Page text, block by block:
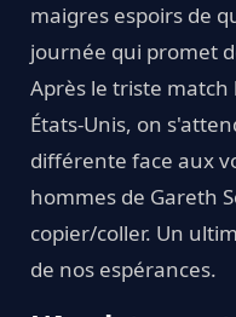
maigres espoirs de
journée qui promet
Après le triste match
États-Unis, on
différente face aux
hommes de Gareth
copier/coller. Un
de nos espérances.